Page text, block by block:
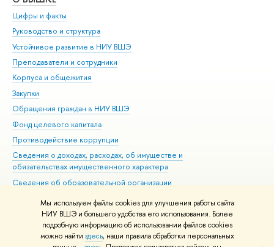
Мы используем файлы cookies для улучшения работы сайта
НИУ ВШЭ и большего удобства его использования. Более
подробную информацию об использовании файлов cookies
можно найти здесь, наши правила обработки персональных
Цифры и факты
Руководство и структура
Устойчивое развитие в НИУ ВШЭ
Преподаватели и сотрудники
Корпуса и общежития
Закупки
Обращения граждан в НИУ ВШЭ
Фонд целевого капитала
Противодействие коррупции
Сведения о доходах, расходах, об имуществе и
обязательствах имущественного характера
Сведения об образовательной организации
Людям с ограниченными возможностями здоровья
Единая платежная страница
Работа в Вышке